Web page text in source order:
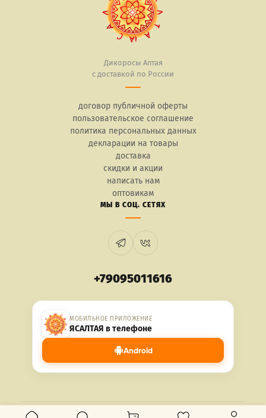
Дикоросы Алтая
с доставкой по России
договор публичной оферты
пользовательское соглашение
политика персональных данных
декларации на товары
доставка
скидки и акции
написать нам
оптовикам
МЫ В СОЦ. СЕТЯХ
+79095011616
МОБИЛЬНОЕ ПРИЛОЖЕНИЕ
ЯСАЛТАЯ в телефоне
Android